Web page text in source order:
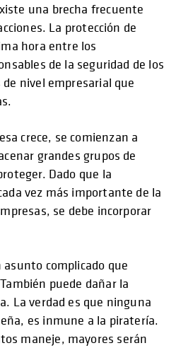
una brecha frecuente
La protección de
hora entre los
de la seguridad de los
nivel empresarial que
crece, se comienzan a
grandes grupos de
Dado que la
vez más importante de la
se debe incorporar
complicado que
puede dañar la
La verdad es que ninguna
es inmune a la piratería.
maneje, mayores serán